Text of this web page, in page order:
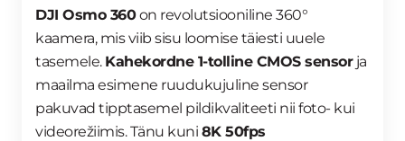
DJI Osmo 360on revolutsiooniline 360°
kaamera, mis viib sisu loomise täiesti uuele
tasemele. Kahekordne 1-tolline CMOS sensorja
maailma esimene ruudukujuline sensor
pakuvad tipptasemel pildikvaliteeti nii foto- kui
videorežiimis. Tänu kuni 8K 50fps